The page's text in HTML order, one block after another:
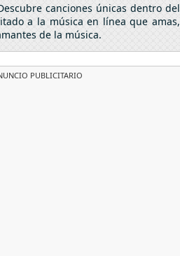
canciones únicas dentro del
a la música en línea que amas,
de la música.
PUBLICITARIO